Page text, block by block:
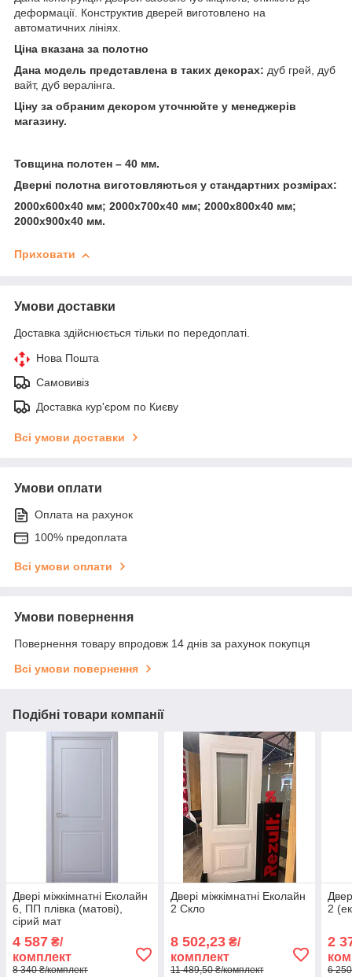
деформації. Конструктив дверей виготовлено на
автоматичних лініях.
Ціна вказана за полотно
Дана модель представлена в таких декорах: дуб грей, дуб
вайт, дуб вералінга.
Ціну за обраним декором уточнюйте у менеджерів
магазину.
Товщина полотен – 40 мм.
Дверні полотна виготовляються у стандартних розмірах:
2000х600х40 мм; 2000х700х40 мм; 2000х800х40 мм;
2000х900х40 мм.
Приховати
Умови доставки
Доставка здійснюється тільки по передоплаті.
Нова Пошта
Самовивіз
Доставка кур'єром по Києву
Всі умови доставки
Умови оплати
Оплата на рахунок
100% предоплата
Всі умови оплати
Умови повернення
Повернення товару впродовж 14 днів за рахунок покупця
Всі умови повернення
Подібні товари компанії
Двері міжкімнатні Еколайн
6, ПП плівка (матові),
сірий мат
4 587 ₴/
комплект
8 340 ₴/комплект
Двері міжкімнатні Еколайн
2 Скло
8 502,23₴/
комплект
11 489,50 ₴/комплект
2
2
6